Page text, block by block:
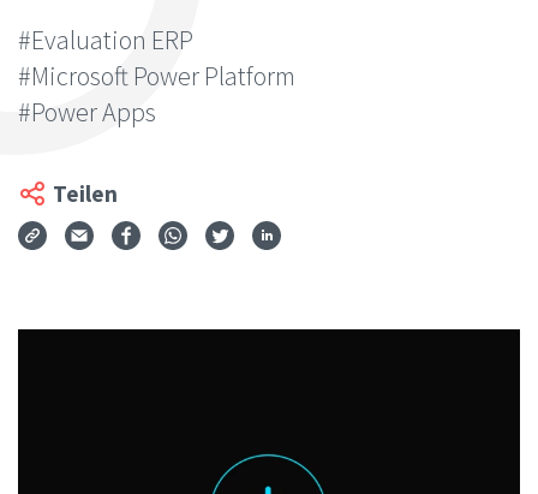
#Evaluation ERP
#Microsoft Power Platform
#Power Apps
Teilen
Via Mail teilen
Auf Facebook teilen
Auf WhatsApp teilen
Auf Twitter teilen
Auf LinkedIn teilen